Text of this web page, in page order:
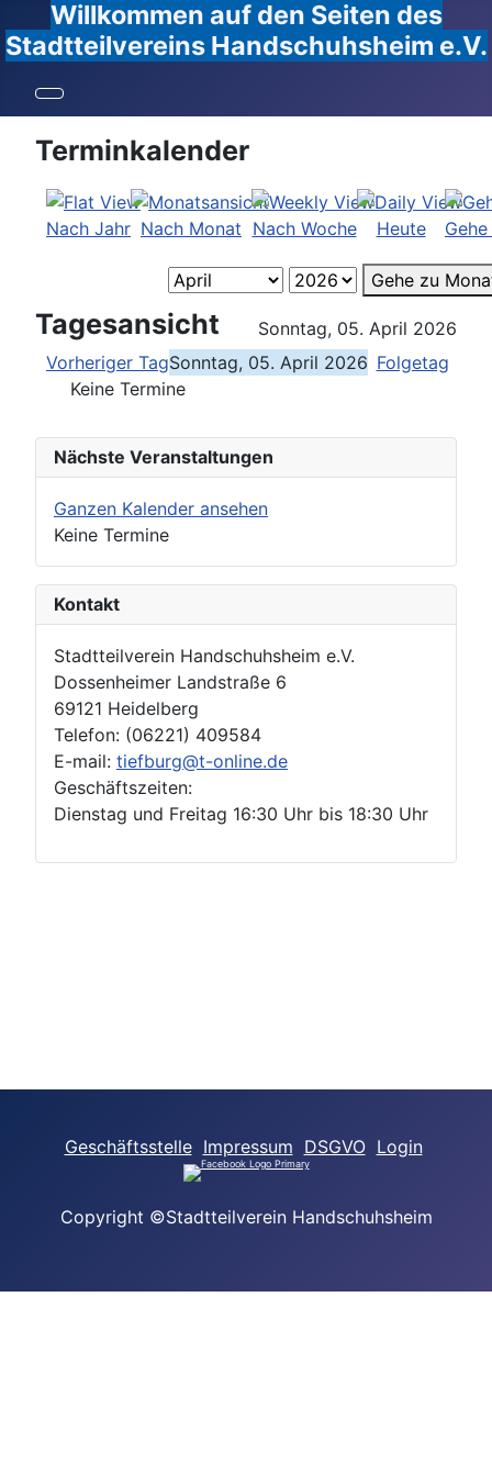
Willkommen auf den Seiten des
Stadtteilvereins Handschuhsheim e.V.
Terminkalender
Nach Jahr Nach Monat Nach Woche Heute
Gehe zu
Tagesansicht
Sonntag, 05. April 2026
Vorheriger TagSonntag, 05. April 2026 Folgetag
Keine Termine
Nächste Veranstaltungen
Ganzen Kalender ansehen
Keine Termine
Kontakt
Stadtteilverein Handschuhsheim e.V.
Dossenheimer Landstraße 6
69121 Heidelberg
Telefon: (06221) 409584
E-mail: tiefburg@t-online.de
Geschäftszeiten:
Dienstag und Freitag 16:30 Uhr bis 18:30 Uhr
Geschäftsstelle Impressum DSGVO Login
Copyright ©Stadtteilverein Handschuhsheim